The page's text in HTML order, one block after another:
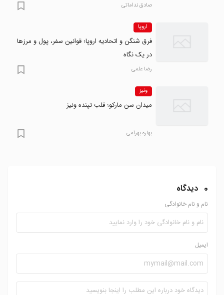
صادق نداماتی
اروپا
فرق شنگن و اتحادیه اروپا؛ قوانین سفر، پول و مرزها
در یک نگاه
رضا علمی
ونیز
میدان سن مارکو؛ قلب تپنده ونیز
بهاره بهرامی
0 دیدگاه
نام و نام خانوادگی
ایمیل